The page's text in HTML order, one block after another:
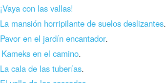
¡Vaya con las vallas!
La mansión horripilante de suelos deslizantes.
Pavor en el jardín encantador.
Kameks en el camino.
La cala de las tuberías.